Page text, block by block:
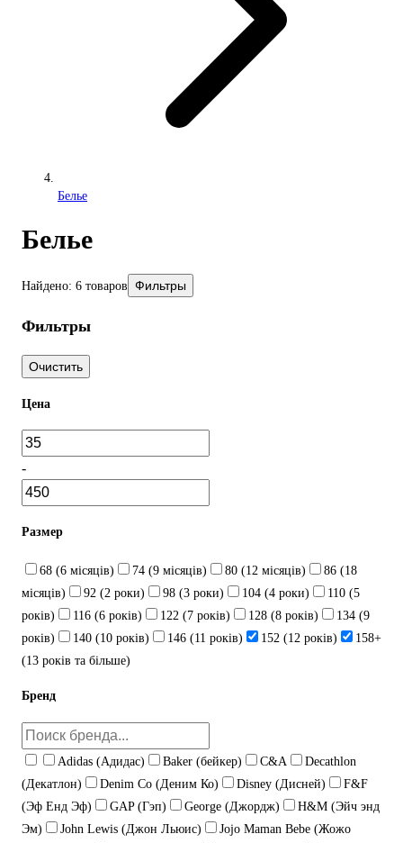
Белье
Белье
Найдено: 6 товаров Фильтры
Фильтры
Очистить
Цена
-
Размер
68 (6 місяців) 74 (9 місяців) 80 (12 місяців)
86 (18
місяців)
92 (2 роки) 98 (3 роки) 104 (4 роки)
110 (5
років)
116 (6 років) 122 (7 років) 128 (8 років)
134 (9
років)
140 (10 років) 146 (11 років) 152 (12 років)
158+
(13 років та більше)
Бренд
Adidas (Адидас) Baker (бейкер) C&A
Decathlon
(Декатлон)
Denim Co (Деним Ко) Disney (Дисней)
F&F
(Эф Енд Эф)
GAP (Гэп) George (Джордж)
H&M (Эйч энд
Эм)
John Lewis (Джон Льюис)
Jojo Maman Bebe (Жожо